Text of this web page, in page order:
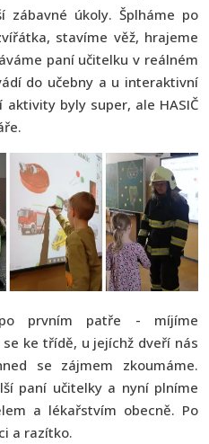
zábavné úkoly. Šplháme po
stavíme věž, hrajeme
paní učitelku v reálném
do učebny a u interaktivní
byly super, ale HASIČ
po prvním patře - míjíme
ke třídě, u jejíchž dveří nás
se zájmem zkoumáme.
paní učitelky a nyní plníme
a lékařstvím obecně. Po
a razítko.